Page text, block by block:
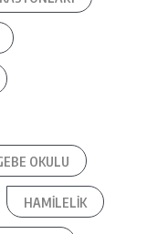
OKULU
HAMILELIK